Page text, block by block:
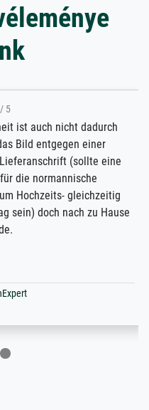
nicht dadurch
einer
(sollte eine
gleichzeitig
nach zu Hause